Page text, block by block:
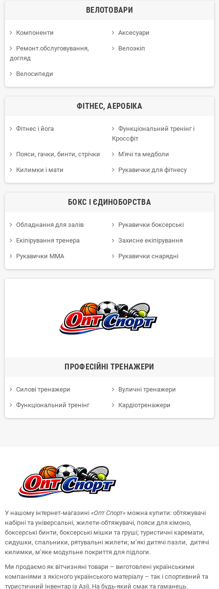
ВЕЛОТОВАРИ
Компоненти Аксесуари
Ремонт.обслуговування,
догляд
Велоэкіп
Велосипеди
ФІТНЕС, АЕРОБІКА
Фітнес і йога
Функціональний тренінг і
Кроссфіт
Пояси, гачки, бинти, стрічки М'ячі та медболи
Килимки і мати Рукавички для фітнесу
БОКС І ЄДИНОБОРСТВА
Обладнання для залів Рукавички боксерські
Екіпірування тренера Захисне екіпірування
Рукавички ММА Рукавички снарядні
ПРОФЕСІЙНІ ТРЕНАЖЕРИ
Силові тренажери Вуличні тренажери
Функціональний тренінг Кардіотренажери
У нашому інтернет-магазині «ОптСпорт» можна купити: обтяжувачі
набірні та універсальні, жилети-обтяжувачі, пояси для кімоно,
боксерські бинти, боксерські мішки та груші; туристичні каремати,
сидушки, спальники, рятувальні жилети; м’які дитячі пазли, дитячі
килимки, м’яке модульне покриття для підлоги.
Ми продаємо як вітчизняні товари – виготовлені українськими
компаніями з якісного українського матеріалу – так і спортивний та
туристичний інвентар із Азії. На будь-який смак та гаманець.